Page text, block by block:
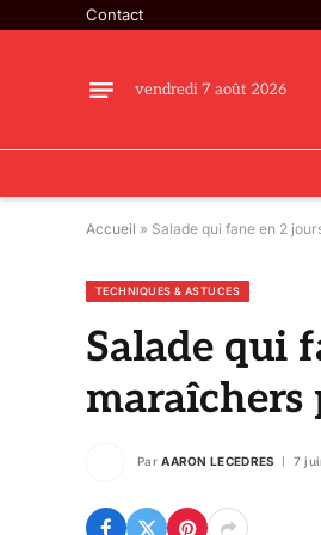
Contact
vendredi 7 août 2026
Accueil » Salade qui fane en 2
TECHNIQUES & ASTUCES
Salade qui
maraîchers
Par AARON LECEDRES 7